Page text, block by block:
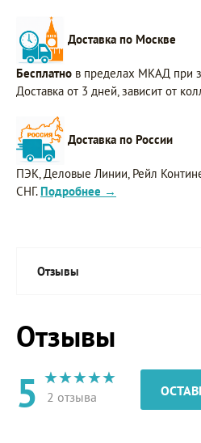
Доставка по Москве
Бесплатно в пределах МКАД при
Доставка от 3 дней, зависит от
Доставка по России
ПЭК, Деловые Линии, Рейл
СНГ. Подробнее →
Отзывы
Отзывы
5 2 отзыва